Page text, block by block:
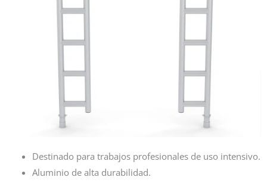
Destinado para trabajos profesionales de uso intensivo.
Aluminio de alta durabilidad.